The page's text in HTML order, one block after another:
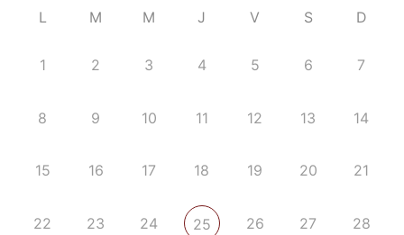
L M M J V S D
1 2 3 4 5 6 7
8 9 10 11 12 13 14
15 16 17 18 19 20 21
22 23 24 25 26 27 28